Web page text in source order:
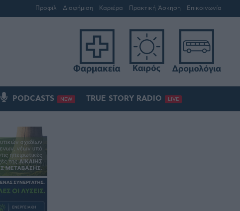
Προφίλ Διαφήμιση Καριέρα Πρακτική Άσκηση Επικοινωνία
PODCASTS NEW TRUE STORY RADIO LIVE